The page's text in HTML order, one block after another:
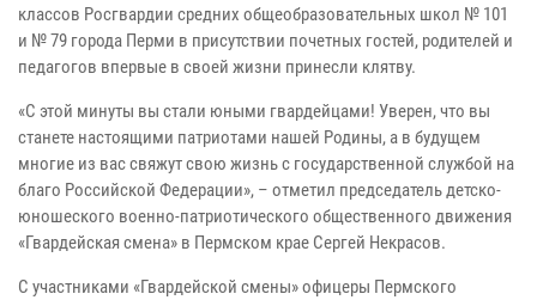
классов Росгвардии средних общеобразовательных школ № 101
и № 79 города Перми в присутствии почетных гостей, родителей и
педагогов впервые в своей жизни принесли клятву.
«С этой минуты вы стали юными гвардейцами! Уверен, что вы
станете настоящими патриотами нашей Родины, а в будущем
многие из вас свяжут свою жизнь с государственной службой на
благо Российской Федерации», – отметил председатель детско-
юношеского военно-патриотического общественного движения
«Гвардейская смена» в Пермском крае Сергей Некрасов.
С участниками «Гвардейской смены» офицеры Пермского